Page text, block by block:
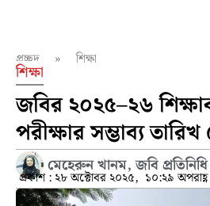
প্রচ্ছদ » শিক্ষা
শিক্ষা
জবির ২০২৫–২৬
পরীক্ষার সম্ভাব্য
মেহেরুন খানম, জবি প্রতিনিধি
প্রকাশ : ২৮ অক্টোবর ২০২৫, ১০:২৯ অপরাহ্ণ